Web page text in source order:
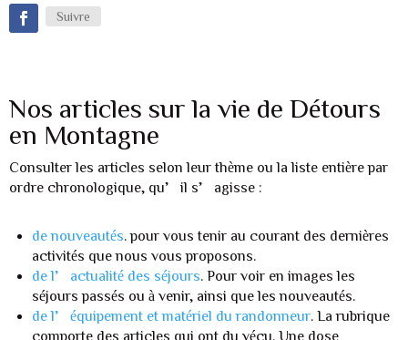
Suivre
Nos articles sur la vie de Détours
en Montagne
Consulter les articles selon leur thème ou la liste entière par
ordre chronologique, qu’il s’agisse :
de nouveautés . pour vous tenir au courant des dernières
activités que nous vous proposons.
de l’actualité des séjours . Pour voir en images les
séjours passés ou à venir, ainsi que les nouveautés.
de l’équipement et matériel du randonneur . La rubrique
comporte des articles qui ont du vécu. Une dose